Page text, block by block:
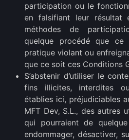
participation ou le
en falsifiant leur résultat
méthodes de
quelque procédé que
pratique violant ou
que ce soit ces Conditions
S’abstenir d’utiliser le
fins illicites, interdites
établies ici, préjudiciables
MFT Dev, S.L., des autres
qui pourraient de
endommager, désactiver,